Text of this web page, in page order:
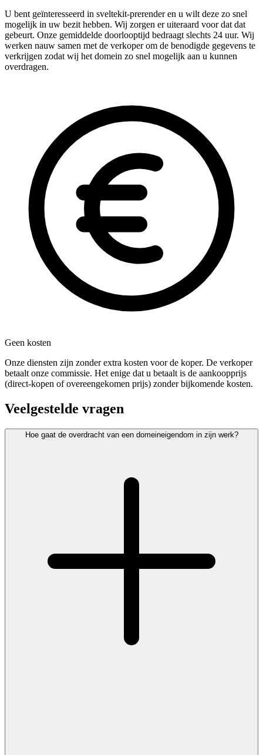
U bent geïnteresseerd in sveltekit-prerender en u wilt deze zo snel
mogelijk in uw bezit hebben. Wij zorgen er uiteraard voor dat dat
gebeurt. Onze gemiddelde doorlooptijd bedraagt slechts 24 uur. Wij
werken nauw samen met de verkoper om de benodigde gegevens te
verkrijgen zodat wij het domein zo snel mogelijk aan u kunnen
overdragen.
Geen kosten
Onze diensten zijn zonder extra kosten voor de koper. De verkoper
betaalt onze commissie. Het enige dat u betaalt is de aankoopprijs
(direct-kopen of overeengekomen prijs) zonder bijkomende kosten.
Veelgestelde vragen
Hoe gaat de overdracht van een domeineigendom in zijn werk?